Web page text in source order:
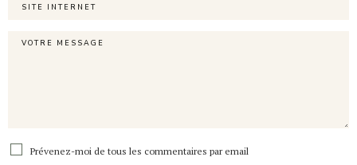
Prévenez-moi de tous les commentaires par email